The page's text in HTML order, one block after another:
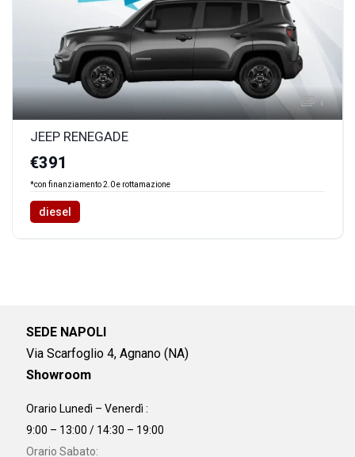
1
JEEP RENEGADE
€391
*con finanziamento 2.0 e rottamazione
diesel
SEDE NAPOLI
Via Scarfoglio 4, Agnano (NA)
Showroom
Orario Lunedì – Venerdì :
9:00 – 13:00 / 14:30 – 19:00
Orario Sabato: